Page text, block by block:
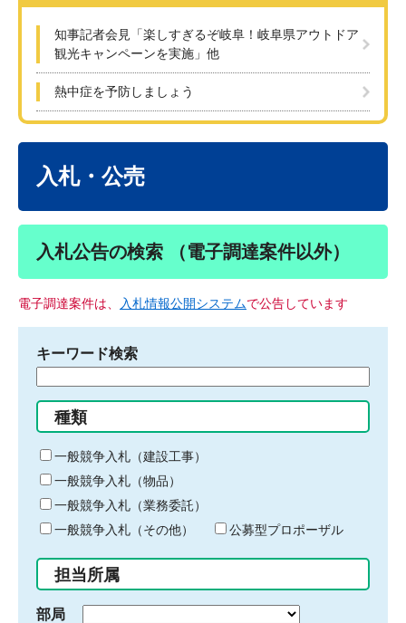
知事記者会見「楽しすぎるぞ岐阜！岐阜県アウトドア
観光キャンペーンを実施」他
熱中症を予防しましょう
入札・公売
入札公告の検索 （電子調達案件以外）
電子調達案件は、 入札情報公開システムで公告しています
キーワード検索
る
キ
ー
ワ
ー
ド
入
力
種類
一般競争入札（建設工事）
一般競争入札（物品）
一般競争入札（業務委託）
一般競争入札（その他）
公募型プロポーザル
担当所属
部局